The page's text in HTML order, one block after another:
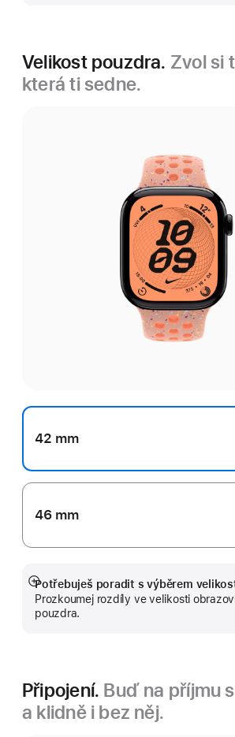
Velikost pouzdra. Zvol si
která ti sedne.
42 mm
46 mm
Potřebuješ poradit s výběrem
Prozkoumej rozdíly ve velikosti
pouzdra.
Zobrazit
více
Připojení. Buď na příjmu
a klidně i bez něj.